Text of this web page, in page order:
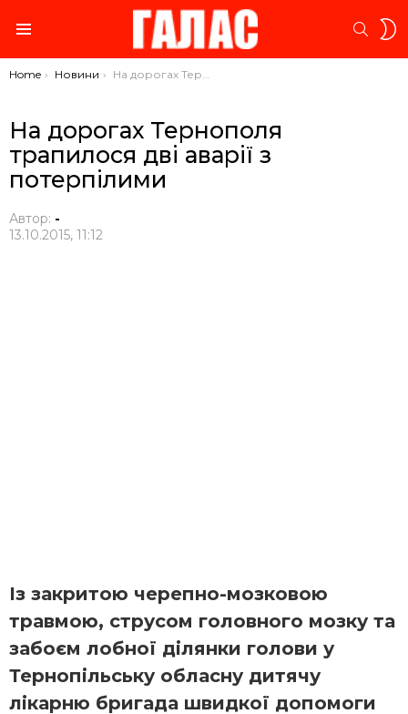
You are here:
Home Новини На дорогах Тернополя трапилося дві аварії з потерпілими
На дорогах Тернополя
трапилося дві аварії з
потерпілими
Автор: -
13.10.2015, 11:12
Із закритою черепно-мозковою
травмою, струсом головного мозку та
забоєм лобної ділянки голови у
Тернопільську обласну дитячу
лікарню бригада швидкої допомоги